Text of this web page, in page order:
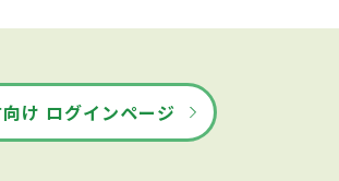
け ログインページ